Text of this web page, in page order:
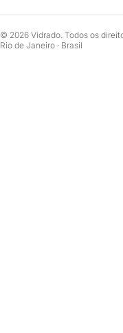
© 2026 Vidrado. Todos os
Rio de Janeiro · Brasil